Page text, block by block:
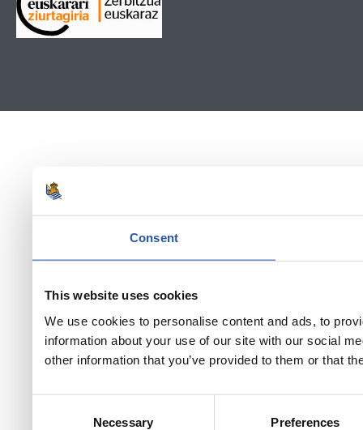
Consent
This website uses cookies
We use cookies to personalise content and ads, to
information about your use of our site with our social
other information that you’ve provided to them or that
Necessary Preferences